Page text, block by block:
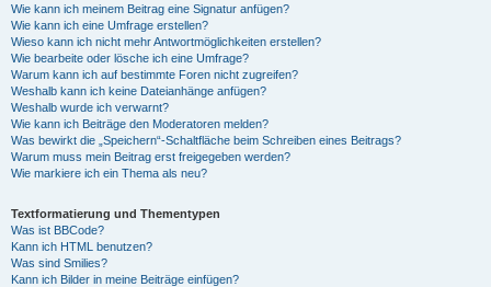
Wie kann ich meinem Beitrag eine Signatur anfügen?
Wie kann ich eine Umfrage erstellen?
Wieso kann ich nicht mehr Antwortmöglichkeiten erstellen?
Wie bearbeite oder lösche ich eine Umfrage?
Warum kann ich auf bestimmte Foren nicht zugreifen?
Weshalb kann ich keine Dateianhänge anfügen?
Weshalb wurde ich verwarnt?
Wie kann ich Beiträge den Moderatoren melden?
Was bewirkt die „Speichern“-Schaltfläche beim Schreiben eines Beitrags?
Warum muss mein Beitrag erst freigegeben werden?
Wie markiere ich ein Thema als neu?
Textformatierung und Thementypen
Was ist BBCode?
Kann ich HTML benutzen?
Was sind Smilies?
Kann ich Bilder in meine Beiträge einfügen?